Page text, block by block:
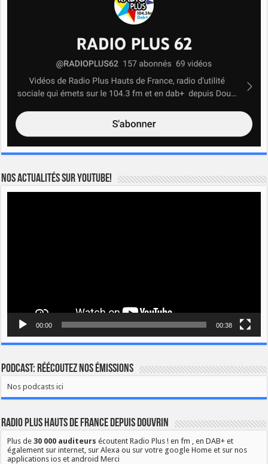
Nos actualités sur YOUTUBE!
00:00 00:38
Podcast: Réécoutez nos émissions
Nos podcasts ici
Radio Plus Hauts de France depuis Douvrin
Plus de30 000 auditeurs écoutent Radio Plus ! en fm , en DAB+ et
également sur internet, sur Alexa ou sur votre google Home et sur nos
applications ios et android Merci